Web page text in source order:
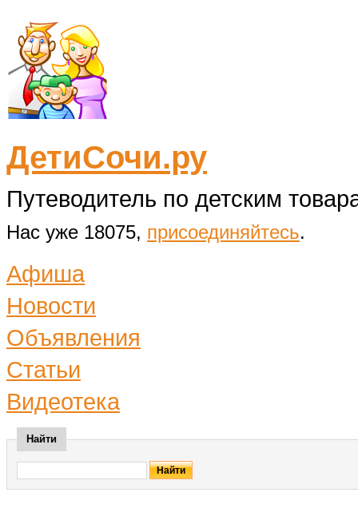
ДетиСочи.ру
Путеводитель по детским
Нас уже 18075, присоединяйтесь.
Афиша
Новости
Объявления
Статьи
Видеотека
Найти